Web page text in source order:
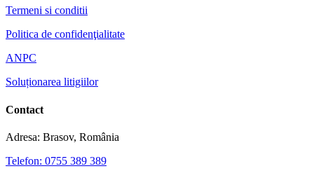
Termeni si conditii
Politica de confidenţialitate
ANPC
Soluționarea litigiilor
Contact
Adresa: Brasov, România
Telefon: 0755 389 389